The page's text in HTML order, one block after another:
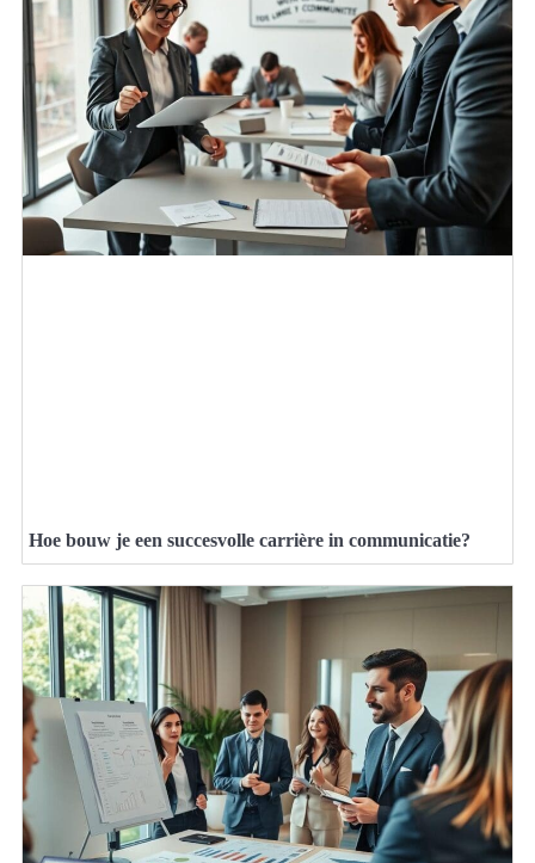
Hoe bouw je een succesvolle carrière in communicatie?